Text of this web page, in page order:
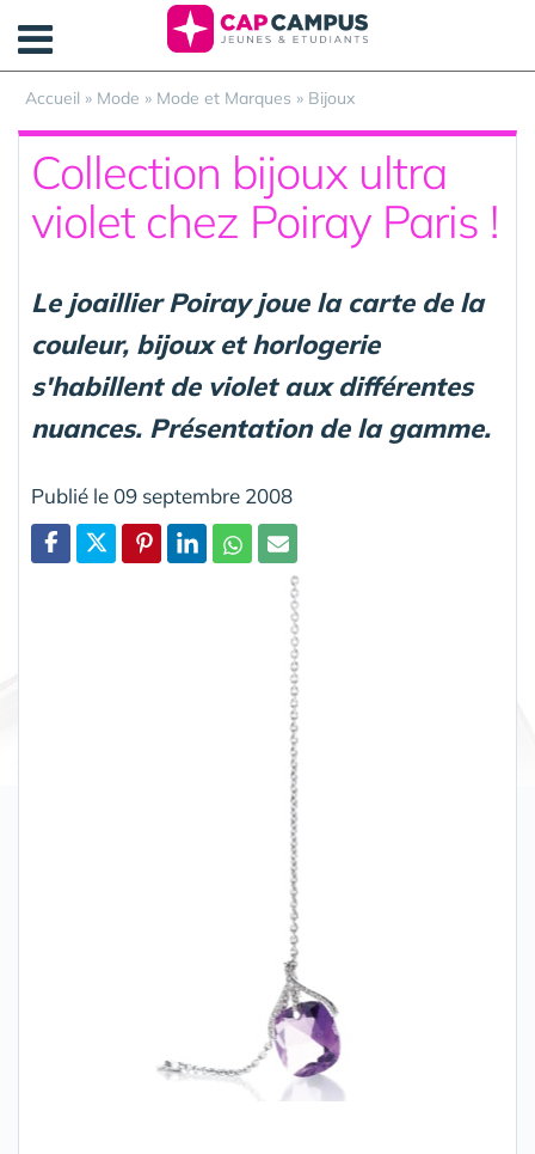
Accueil » Mode » Mode et Marques » Bijoux
Collection bijoux ultra
violet chez Poiray Paris !
Le joaillier Poiray joue la carte de la
couleur, bijoux et horlogerie
s'habillent de violet aux différentes
nuances. Présentation de la gamme.
Publié le 09 septembre 2008
Panneau de gestion des cookies